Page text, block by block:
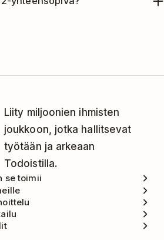
Liity miljoonien ihmisten
joukkoon, jotka hallitsevat
työtään ja arkeaan
Todoistilla.
se toimii